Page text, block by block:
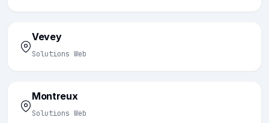
Vevey
Solutions Web
Montreux
Solutions Web